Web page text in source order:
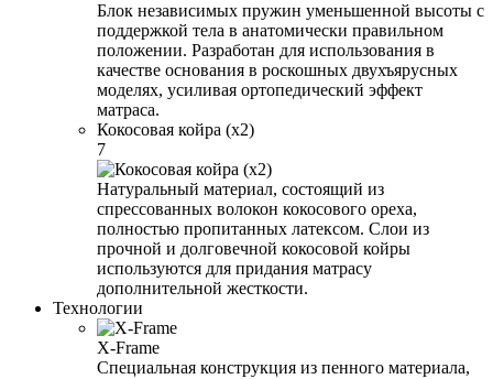
Блок независимых пружин уменьшенной высоты с
поддержкой тела в анатомически правильном
положении. Разработан для использования в
качестве основания в роскошных двухъярусных
моделях, усиливая ортопедический эффект
матраса.
Кокосовая койра (x2)
7
Натуральный материал, состоящий из
спрессованных волокон кокосового ореха,
полностью пропитанных латексом. Слои из
прочной и долговечной кокосовой койры
используются для придания матрасу
дополнительной жесткости.
Технологии
X-Frame
Специальная конструкция из пенного материала,